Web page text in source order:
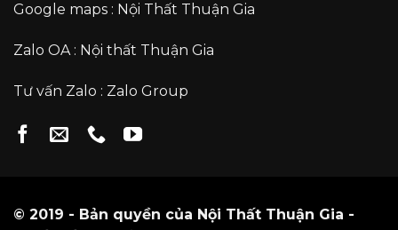
Google maps : Nội Thất Thuận Gia
Zalo OA : Nội thất Thuận Gia
Tư vấn Zalo : Zalo Group
© 2019 - Bản quyền của Nội Thất Thuận Gia -